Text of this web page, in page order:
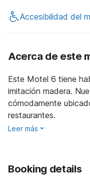
Accesibilidad del
Acerca de este
Este Motel 6 tiene
imitación madera.
cómodamente
restaurantes.
Leer más
Booking details